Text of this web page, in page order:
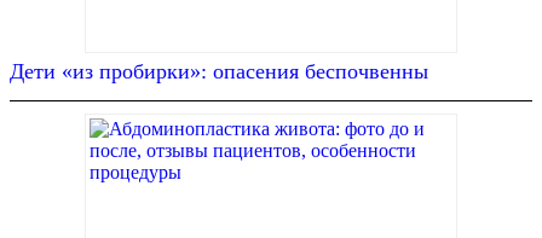
Дети «из пробирки»: опасения беспочвенны